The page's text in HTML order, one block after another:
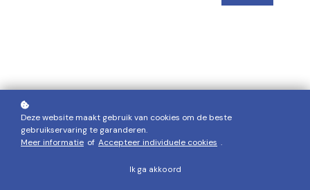
Deze website maakt gebruik van cookies om de beste
gebruikservaring te garanderen.
Meer informatie of Accepteer individuele cookies .
Ik ga akkoord